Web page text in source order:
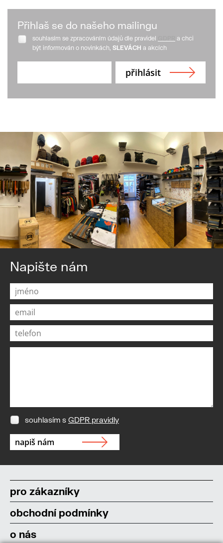
Přihlaš se do našeho mailingu
souhlasím se zpracováním údajů dle pravidel
a chci
být informován o novinkách, SLEVÁCH a akcích
Napište nám
souhlasím s GDPR pravidly
pro zákazníky
obchodní podmínky
o nás